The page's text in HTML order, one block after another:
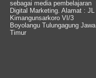
sebagai media pembelajaran
Digital Marketing. Alamat : JL
Kimangunsarkoro VI/3
Boyolangu Tulungagung Jawa
Timur